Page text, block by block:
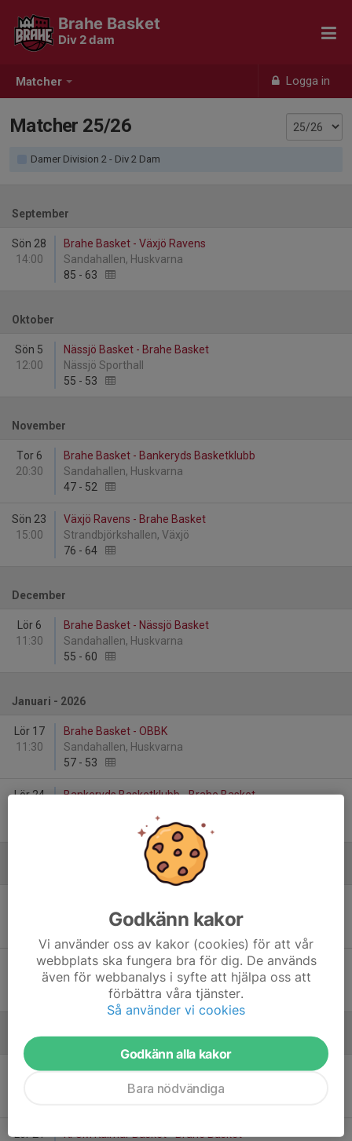
Matcher Logga in
Brahe Basket
Div 2 dam
Matcher 25/26
Damer Division 2 - Div 2 Dam
September
Sön 28
14:00
Brahe Basket - Växjö Ravens
Sandahallen, Huskvarna
85 - 63
Oktober
Sön 5
12:00
Nässjö Basket - Brahe Basket
Nässjö Sporthall
55 - 53
November
Tor 6
20:30
Brahe Basket - Bankeryds Basketklubb
Sandahallen, Huskvarna
47 - 52
Sön 23
15:00
Växjö Ravens - Brahe Basket
Strandbjörkshallen, Växjö
76 - 64
December
Lör 6
11:30
Brahe Basket - Nässjö Basket
Sandahallen, Huskvarna
55 - 60
Januari - 2026
Lör 17
11:30
Brahe Basket - OBBK
Sandahallen, Huskvarna
57 - 53
Lör 24
Bankeryds Basketklubb - Brahe Basket
Sandahallen, Huskvarna
Lör 21
14:00
Nässjö Basket - Brahe Basket
Nya Brinellhallen, Nässjö
Mars - 2026
Lör 7
OBBK - Brahe Basket
Vallhalla, Oskarshamn
Lör 21
KFUM Kalmar Basket - Brahe Basket
Godkänn kakor
Vi använder oss av kakor (cookies) för att vår
webbplats ska fungera bra för dig. De används
även för webbanalys i syfte att hjälpa oss att
förbättra våra tjänster.
Så använder vi cookies
Godkänn alla kakor
Bara nödvändiga